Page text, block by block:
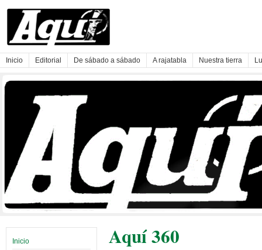
Inicio Editorial De sábado a sábado A rajatabla Nuestra tierra
Inicio
Aquí 360